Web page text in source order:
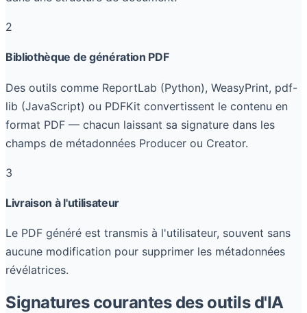
2
Bibliothèque de génération PDF
Des outils comme ReportLab (Python), WeasyPrint, pdf-
lib (JavaScript) ou PDFKit convertissent le contenu en
format PDF — chacun laissant sa signature dans les
champs de métadonnées Producer ou Creator.
3
Livraison à l'utilisateur
Le PDF généré est transmis à l'utilisateur, souvent sans
aucune modification pour supprimer les métadonnées
révélatrices.
Signatures courantes des outils d'IA